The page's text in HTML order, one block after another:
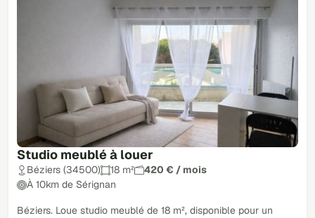
Studio meublé à louer
Béziers (34500) 18 m²
420 € / mois
À 10km de Sérignan
Béziers. Loue studio meublé de 18 m², disponible pour un